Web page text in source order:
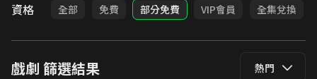
資格 全部 免費 部分免費 VIP會員 全集兌換
戲劇 篩選結果 熱門